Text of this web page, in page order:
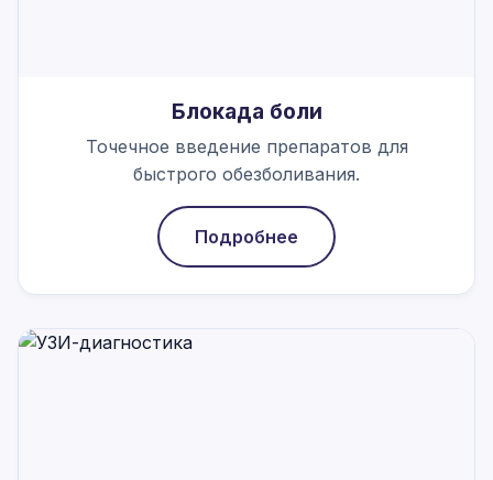
Блокада боли
Точечное введение препаратов для
быстрого обезболивания.
Подробнее